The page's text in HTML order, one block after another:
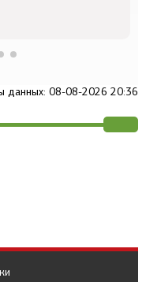
данных: 08-08-2026 20:36